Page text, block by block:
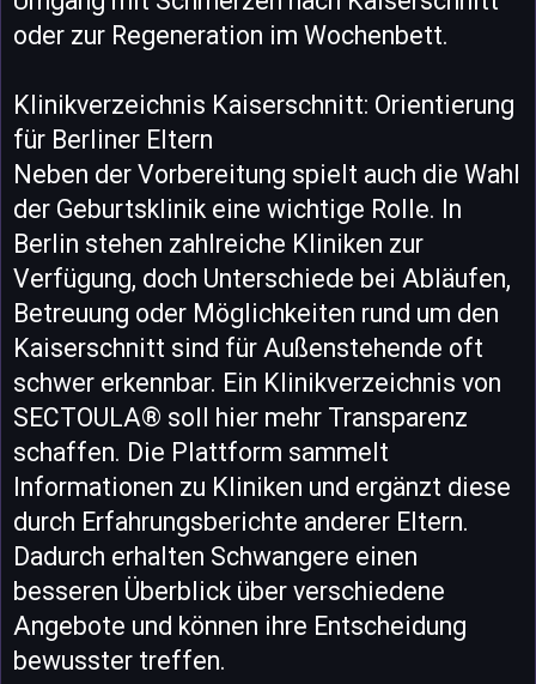
oder zur Regeneration im Wochenbett.
Klinikverzeichnis Kaiserschnitt: Orientierung
für Berliner Eltern
Neben der Vorbereitung spielt auch die Wahl
der Geburtsklinik eine wichtige Rolle. In
Berlin stehen zahlreiche Kliniken zur
Verfügung, doch Unterschiede bei Abläufen,
Betreuung oder Möglichkeiten rund um den
Kaiserschnitt sind für Außenstehende oft
schwer erkennbar. Ein Klinikverzeichnis von
SECTOULA® soll hier mehr Transparenz
schaffen. Die Plattform sammelt
Informationen zu Kliniken und ergänzt diese
durch Erfahrungsberichte anderer Eltern.
Dadurch erhalten Schwangere einen
besseren Überblick über verschiedene
Angebote und können ihre Entscheidung
bewusster treffen.